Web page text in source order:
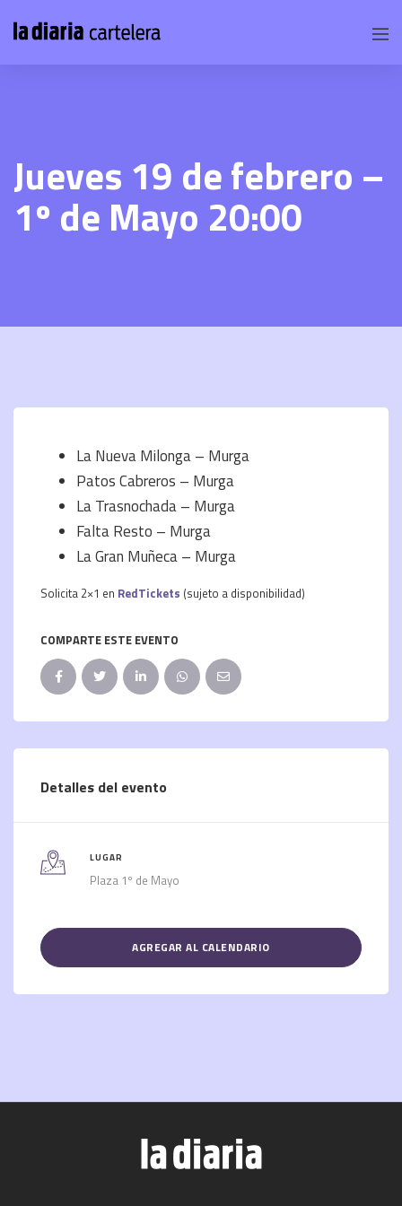
Jueves 19 de febrero –
1º de Mayo 20:00
La Nueva Milonga – Murga
Patos Cabreros – Murga
La Trasnochada – Murga
Falta Resto – Murga
La Gran Muñeca – Murga
Solicita 2×1 en RedTickets (sujeto a disponibilidad)
COMPARTE ESTE EVENTO
Detalles del evento
LUGAR
Plaza 1º de Mayo
AGREGAR AL CALENDARIO